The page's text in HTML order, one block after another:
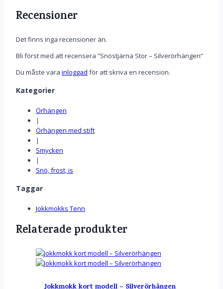
Recensioner
Det finns inga recensioner än.
Bli först med att recensera ”Snöstjärna Stor – Silverörhängen”
Du måste vara inloggad för att skriva en recension.
Kategorier
Örhängen
|
Örhängen med stift
|
Smycken
|
Snö, frost, is
Taggar
Jokkmokks Tenn
Relaterade produkter